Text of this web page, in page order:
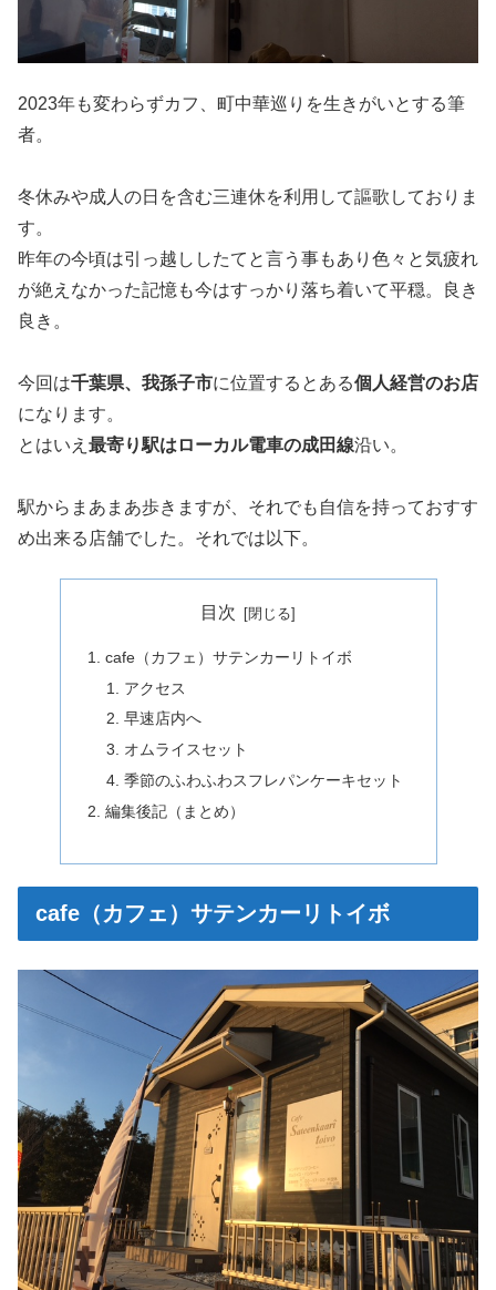
2023年も変わらずカフ、町中華巡りを生きがいとする筆
者。
冬休みや成人の日を含む三連休を利用して謳歌しておりま
す。
昨年の今頃は引っ越ししたてと言う事もあり色々と気疲れ
が絶えなかった記憶も今はすっかり落ち着いて平穏。良き
良き。
今回は千葉県、我孫子市に位置するとある個人経営のお店
になります。
とはいえ 最寄り駅はローカル電車の成田線沿い。
駅からまあまあ歩きますが、それでも自信を持っておすす
め出来る店舗でした。それでは以下。
目次
cafe（カフェ）サテンカーリトイボ
アクセス
早速店内へ
オムライスセット
季節のふわふわスフレパンケーキセット
編集後記（まとめ）
cafe（カフェ）サテンカーリトイボ